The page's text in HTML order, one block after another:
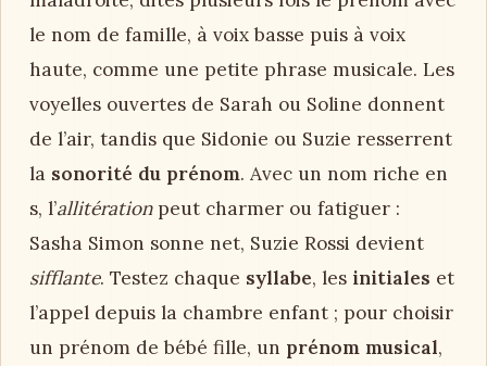
le nom de famille, à voix basse puis à voix
haute, comme une petite phrase musicale. Les
voyelles ouvertes de Sarah ou Soline donnent
de l’air, tandis que Sidonie ou Suzie resserrent
la sonorité du prénom. Avec un nom riche en
s, l’allitérationpeut charmer ou fatiguer :
Sasha Simon sonne net, Suzie Rossi devient
sifflante. Testez chaque syllabe, les initiales et
l’appel depuis la chambre enfant ; pour choisir
un prénom de bébé fille, un prénom musical,